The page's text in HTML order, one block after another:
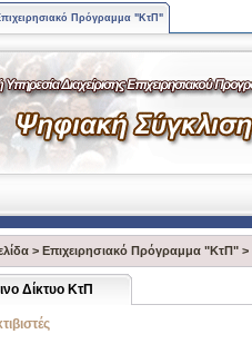
Πρόγραμμα "ΚτΠ"
> Επιχειρησιακό Πρόγραμμα "ΚτΠ" >
Δίκτυο ΚτΠ